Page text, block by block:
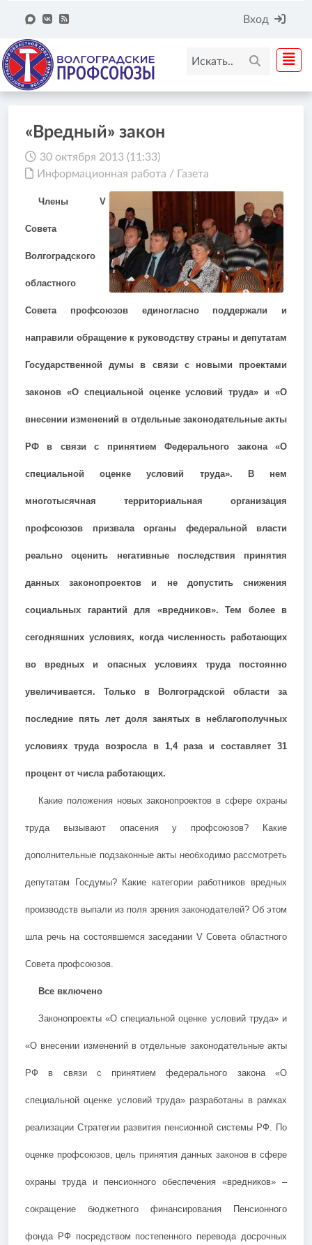
Вход
«Вредный» закон
30 октября 2013 (11:33)
Информационная работа / Газета
Члены V
Совета
Волгоградского
областного
Совета профсоюзов единогласно поддержали и
направили обращение к руководству страны и депутатам
Государственной думы в связи с новыми проектами
законов «О специальной оценке условий труда» и «О
внесении изменений в отдельные законодательные акты
РФ в связи с принятием Федерального закона «О
специальной оценке условий труда». В нем
многотысячная территориальная организация
профсоюзов призвала органы федеральной власти
реально оценить негативные последствия принятия
данных законопроектов и не допустить снижения
социальных гарантий для «вредников». Тем более в
сегодняшних условиях, когда численность работающих
во вредных и опасных условиях труда постоянно
увеличивается. Только в Волгоградской области за
последние пять лет доля занятых в неблагополучных
условиях труда возросла в 1,4 раза и составляет 31
процент от числа работающих.
Какие положения новых законопроектов в сфере охраны
труда вызывают опасения у профсоюзов? Какие
дополнительные подзаконные акты необходимо рассмотреть
депутатам Госдумы? Какие категории работников вредных
производств выпали из поля зрения законодателей? Об этом
шла речь на состоявшемся заседании V Совета областного
Совета профсоюзов.
Все включено
Законопроекты «О специальной оценке условий труда» и
«О внесении изменений в отдельные законодательные акты
РФ в связи с принятием федерального закона «О
специальной оценке условий труда» разработаны в рамках
реализации Стратегии развития пенсионной системы РФ. По
оценке профсоюзов, цель принятия данных законов в сфере
охраны труда и пенсионного обеспечения «вредников» –
сокращение бюджетного финансирования Пенсионного
фонда РФ посредством постепенного перевода досрочных